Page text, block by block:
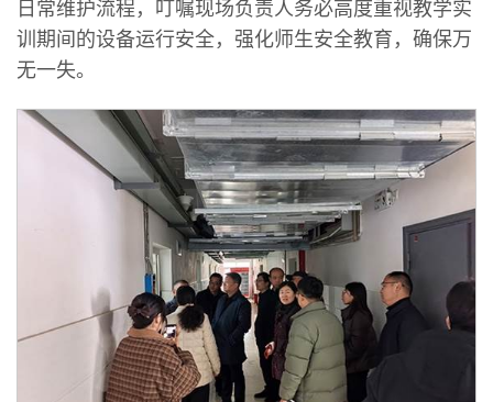
日常维护流程，叮嘱现场负责人务必高度重视教学实
训期间的设备运行安全，强化师生安全教育，确保万
无一失。